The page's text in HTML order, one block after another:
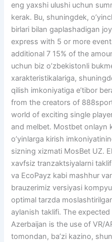
eng yaxshi ulushi uchun
kerak. Bu, shuningdek,
birlari bilan gaplashadigan
express with 5 or more
additional 7 15% of the
uchun biz o’zbekistonli
xarakteristikalariga,
qilish imkoniyatiga e’tibor
from the creators of
world of exciting single
and melbet. Mostbet onlayn
o’yinlarga kirish
sizning xizmati MosBet UZ.
xavfsiz tranzaktsiyalarni
va EcoPayz kabi mashhur
brauzerimiz versiyasi
optimal tarzda
aylanish taklifi. The
Azerbaijan is the use of VR/
tomondan, ba’zi kazino,